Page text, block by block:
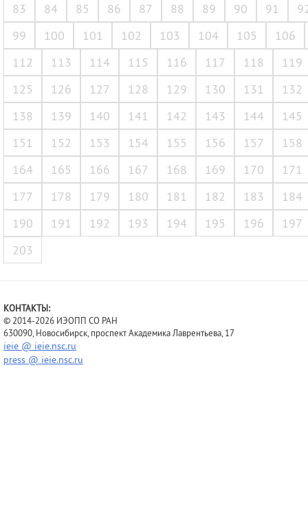
83
84 85 86 87 88 89 90 91
99
100 101 102 103 104 105
106
112
113 114 115 116 117 118
119
125
126 127 128 129 130 131
132
138
139 140 141 142 143 144
145
151
152 153 154 155 156 157
158
164
165 166 167 168 169 170
171
177
178 179 180 181 182 183
184
190
191 192 193 194 195 196
197
203
КОНТАКТЫ:
© 2014-2026 ИЭОПП СО РАН
630090, Новосибирск, проспект Академика Лаврентьева, 17
ieie @ ieie.nsc.ru
press @ ieie.nsc.ru